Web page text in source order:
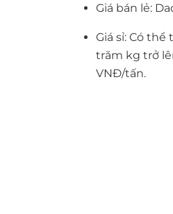
Giá bán lẻ:
Giá sỉ: Có
trăm kg trở
VNĐ/tấn.